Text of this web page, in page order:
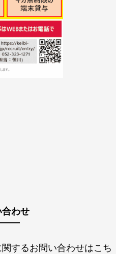
合わせ
するお問い合わせはこち